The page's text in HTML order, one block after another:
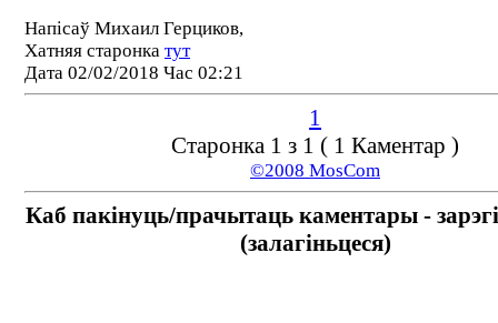
Напісаў Михаил Герциков,
Хатняя старонка тут
Дата 02/02/2018 Час 02:21
1
Старонка 1 з 1 ( 1 Каментар )
©2008 MosCom
Каб пакінуць/прачытаць каментары -
(залагіньцеся)